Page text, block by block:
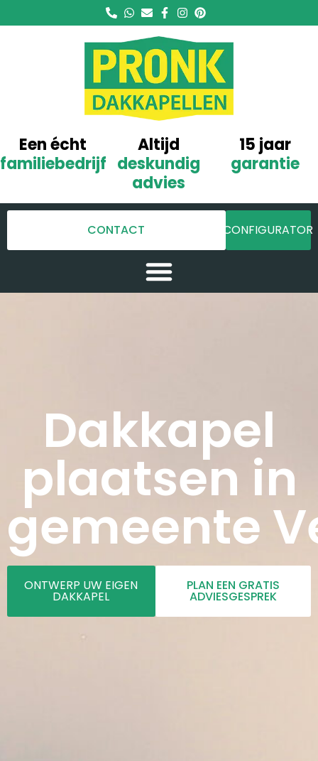
Een écht
familiebedrijf
Altijd
deskundig
advies
15 jaar
garantie
CONTACT CONFIGURATOR
Dakkapel
plaatsen in
gemeente
ONTWERP UW EIGEN
DAKKAPEL
PLAN EEN GRATIS
ADVIESGESPREK